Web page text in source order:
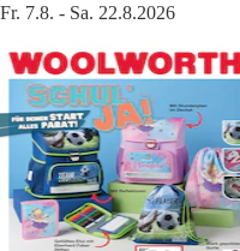
Fr. 7.8. - Sa. 22.8.2026